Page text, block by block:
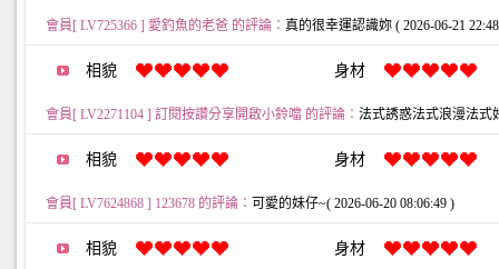
會員[ LV725366 ] 愛釣魚的老爸 的評論： 真的很幸運認識妳 ( 2026-06-21
相貌 身材
會員[ LV2271104 ] 訂閱按讚分享開啟小鈴噹 的評論： 法式誘惑法式浪漫法式
相貌 身材
會員[ LV7624868 ] 123678 的評論： 可愛的妹仔~( 2026-06-20 08:06:49 )
相貌 身材